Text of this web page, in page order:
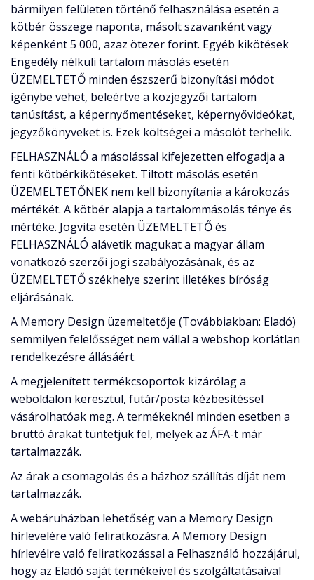
bármilyen felületen történő felhasználása esetén a
kötbér összege naponta, másolt szavanként vagy
képenként 5 000, azaz ötezer forint. Egyéb kikötések
Engedély nélküli tartalom másolás esetén
ÜZEMELTETŐ minden észszerű bizonyítási módot
igénybe vehet, beleértve a közjegyzői tartalom
tanúsítást, a képernyőmentéseket, képernyővideókat,
jegyzőkönyveket is. Ezek költségei a másolót terhelik.
FELHASZNÁLÓ a másolással kifejezetten elfogadja a
fenti kötbérkikötéseket. Tiltott másolás esetén
ÜZEMELTETŐNEK nem kell bizonyítania a károkozás
mértékét. A kötbér alapja a tartalommásolás ténye és
mértéke. Jogvita esetén ÜZEMELTETŐ és
FELHASZNÁLÓ alávetik magukat a magyar állam
vonatkozó szerzői jogi szabályozásának, és az
ÜZEMELTETŐ székhelye szerint illetékes bíróság
eljárásának.
A Memory Design üzemeltetője (Továbbiakban: Eladó)
semmilyen felelősséget nem vállal a webshop korlátlan
rendelkezésre állásáért.
A megjelenített termékcsoportok kizárólag a
weboldalon keresztül, futár/posta kézbesítéssel
vásárolhatóak meg. A termékeknél minden esetben a
bruttó árakat tüntetjük fel, melyek az ÁFA-t már
tartalmazzák.
Az árak a csomagolás és a házhoz szállítás díját nem
tartalmazzák.
A webáruházban lehetőség van a Memory Design
hírlevelére való feliratkozásra. A Memory Design
hírlevélre való feliratkozással a Felhasználó hozzájárul,
hogy az Eladó saját termékeivel és szolgáltatásaival